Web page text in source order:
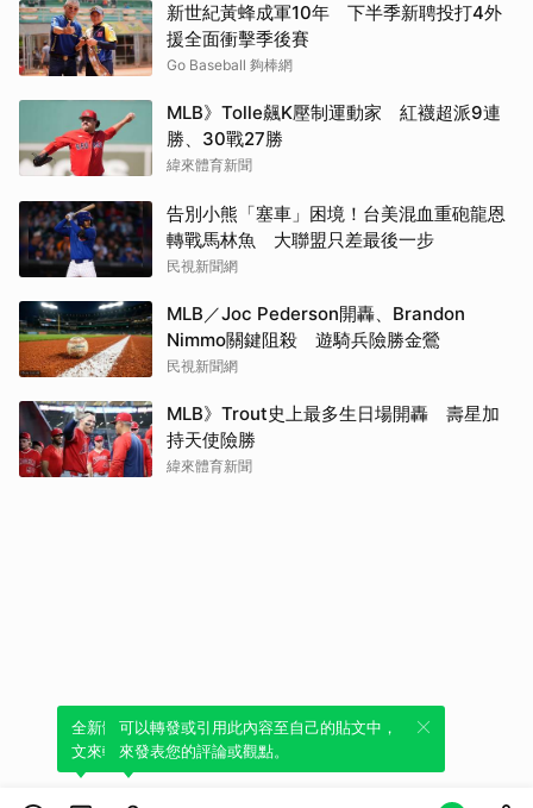
新世紀黃蜂成軍10年 下半季新聘投打4外
援全面衝擊季後賽
Go Baseball 夠棒網
MLB》Tolle飆K壓制運動家 紅襪超派9連
勝、30戰27勝
緯來體育新聞
告別小熊「塞車」困境！台美混血重砲龍恩
轉戰馬林魚 大聯盟只差最後一步
民視新聞網
MLB／Joc Pederson開轟、Brandon
Nimmo關鍵阻殺 遊騎兵險勝金鶯
民視新聞網
MLB》Trout史上最多生日場開轟 壽星加
持天使險勝
緯來體育新聞
全新體驗！一鍵引用此內容，透過發布貼
文來輕鬆表達個人立場。
可以轉發或引用此內容至自己的貼文中，
來發表您的評論或觀點。